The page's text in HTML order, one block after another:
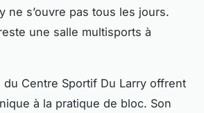
ne s’ouvre pas tous les jours.
une salle multisports à
du Centre Sportif Du Larry offrent
à la pratique de bloc. Son